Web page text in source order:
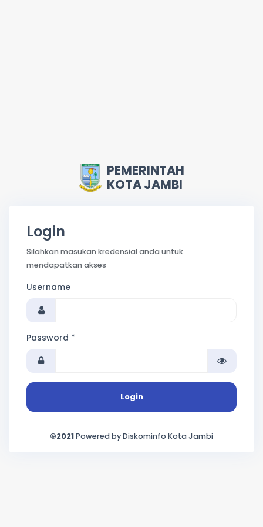
PEMERINTAH
KOTA JAMBI
Login
Silahkan masukan kredensial anda untuk
mendapatkan akses
Username
Password *
Login
©2021Powered by Diskominfo Kota Jambi